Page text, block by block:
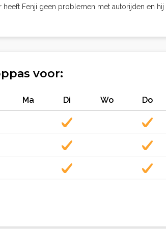
heeft Fenji geen problemen met autorijden en
voor:
Ma Di Wo Do